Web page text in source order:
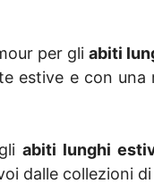
per gliabiti
estive e con
abiti lunghi
dalle collezioni